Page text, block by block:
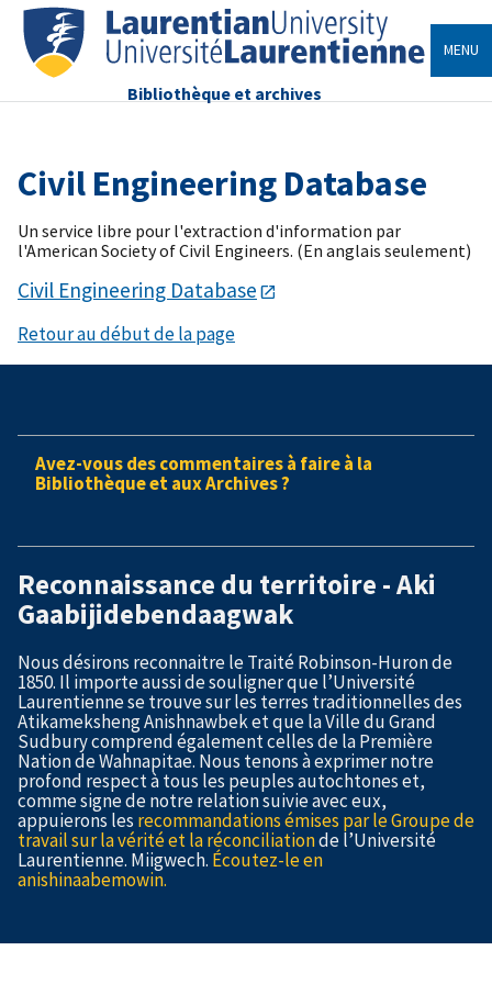
Bibliothèque et archives
MENU
Civil Engineering Database
Civil Engineering Database
Un service libre pour l'extraction d'information par
l'American Society of Civil Engineers. (En anglais seulement)
Retour au début de la page
Avez-vous des commentaires à faire à la
Bibliothèque et aux Archives ?
Reconnaissance du territoire - Aki
Gaabijidebendaagwak
Nous désirons reconnaitre le Traité Robinson-Huron de
1850. Il importe aussi de souligner que l’Université
Laurentienne se trouve sur les terres traditionnelles des
Atikameksheng Anishnawbek et que la Ville du Grand
Sudbury comprend également celles de la Première
Nation de Wahnapitae. Nous tenons à exprimer notre
profond respect à tous les peuples autochtones et,
comme signe de notre relation suivie avec eux,
appuierons les recommandations émises par le Groupe de
travail sur la vérité et la réconciliationde l’Université
Laurentienne. Miigwech. Écoutez-le en
anishinaabemowin.